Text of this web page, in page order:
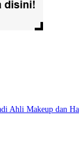
Ahli Makeup dan